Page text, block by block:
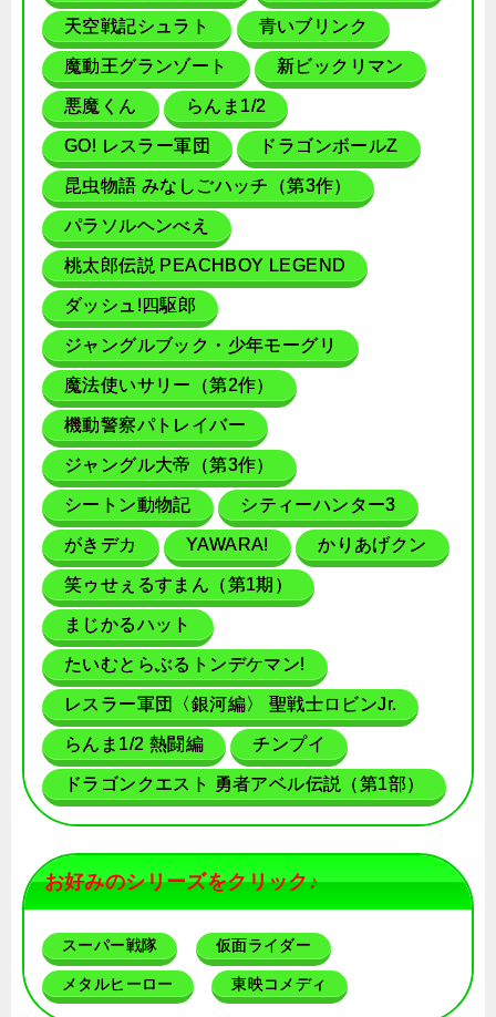
天空戦記シュラト 青いブリンク
魔動王グランゾート 新ビックリマン
悪魔くん らんま1/2
GO! レスラー軍団 ドラゴンボールZ
昆虫物語 みなしごハッチ（第3作）
パラソルヘンべえ
桃太郎伝説 PEACHBOY LEGEND
ダッシュ!四駆郎
ジャングルブック・少年モーグリ
魔法使いサリー（第2作）
機動警察パトレイバー
ジャングル大帝（第3作）
シートン動物記 シティーハンター3
がきデカ YAWARA! かりあげクン
笑ゥせぇるすまん（第1期）
まじかるハット
たいむとらぶるトンデケマン!
レスラー軍団〈銀河編〉 聖戦士ロビンJr.
らんま1/2 熱闘編 チンプイ
ドラゴンクエスト 勇者アベル伝説（第1部）
お好みのシリーズをクリック♪
スーパー戦隊 仮面ライダー
メタルヒーロー 東映コメディ